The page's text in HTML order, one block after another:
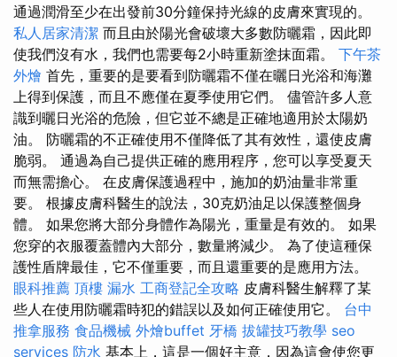
通過潤滑至少在出發前30分鐘保持光線的皮膚來實現的。
私人居家清潔 而且由於陽光會破壞大多數防曬霜，因此即
使我們沒有水，我們也需要每2小時重新塗抹面霜。 下午茶
外燴 首先，重要的是要看到防曬霜不僅在曬日光浴和海灘
上得到保護，而且不應僅在夏季使用它們。 儘管許多人意
識到曬日光浴的危險，但它並不總是正確地適用於太陽奶
油。 防曬霜的不正確使用不僅降低了其有效性，還使皮膚
脆弱。 通過為自己提供正確的應用程序，您可以享受夏天
而無需擔心。 在皮膚保護過程中，施加的奶油量非常重
要。 根據皮膚科醫生的說法，30克奶油足以保護整個身
體。 如果您將大部分身體作為陽光，重量是有效的。 如果
您穿的衣服覆蓋體內大部分，數量將減少。 為了使這種保
護性盾牌最佳，它不僅重要，而且還重要的是應用方法。
眼科推薦 頂樓 漏水 工商登記全攻略 皮膚科醫生解釋了某
些人在使用防曬霜時犯的錯誤以及如何正確使用它。 台中
推拿服務 食品機械 外燴buffet 牙橋 拔罐技巧教學 seo
services 防水 基本上，這是一個好主意，因為這會使您更